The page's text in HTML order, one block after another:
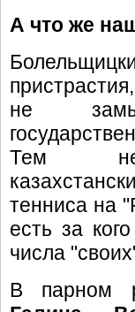
А что же
не
Тем
тенниса на
есть за
числа
В парном